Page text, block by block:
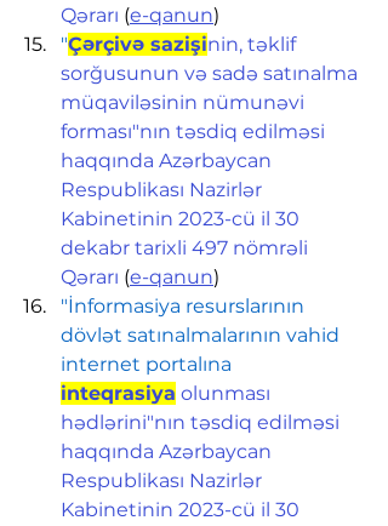
Qərarı (e-qanun)
"Çərçivə sazişinin, təklif
sorğusunun və sadə satınalma
müqaviləsinin nümunəvi
forması"nın təsdiq edilməsi
haqqında Azərbaycan
Respublikası Nazirlər
Kabinetinin 2023-cü il 30
dekabr tarixli 497 nömrəli
Qərarı (e-qanun)
"İnformasiya resurslarının
dövlət satınalmalarının vahid
internet portalına
inteqrasiya olunması
hədlərini"nın təsdiq edilməsi
haqqında Azərbaycan
Respublikası Nazirlər
Kabinetinin 2023-cü il 30